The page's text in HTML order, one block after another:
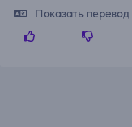
Показать перевод